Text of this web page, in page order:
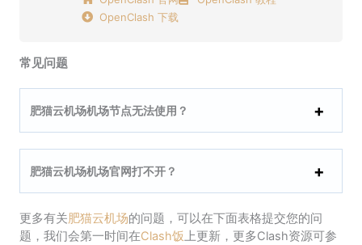
OpenClash 下载
常见问题
肥猫云机场机场节点无法使用？
肥猫云机场机场官网打不开？
更多有关肥猫云机场的问题，可以在下面表格提交您的问
题，我们会第一时间在Clash饭上更新，更多Clash资源可参